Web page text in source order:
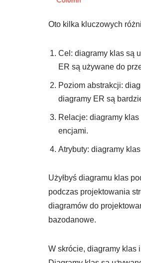
Oto kilka kluczowych
Cel: diagramy klas są
ER są używane do
Poziom abstrakcji:
diagramy ER są
Relacje: diagramy
encjami.
Atrybuty: diagramy
Użyłbyś diagramu klas
podczas projektowania
diagramów do
bazodanowe.
W skrócie, diagramy klas